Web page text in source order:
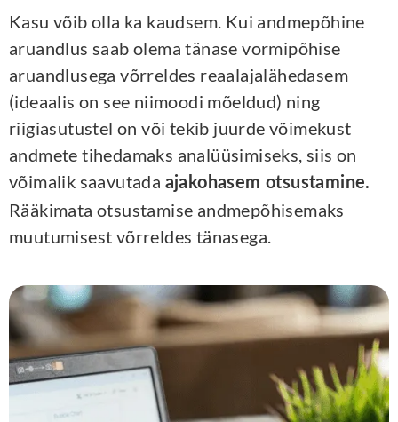
Kasu võib olla ka kaudsem. Kui andmepõhine
aruandlus saab olema tänase vormipõhise
aruandlusega võrreldes reaalajalähedasem
(ideaalis on see niimoodi mõeldud) ning
riigiasutustel on või tekib juurde võimekust
andmete tihedamaks analüüsimiseks, siis on
võimalik saavutada ajakohasem otsustamine.
Rääkimata otsustamise andmepõhisemaks
muutumisest võrreldes tänasega.